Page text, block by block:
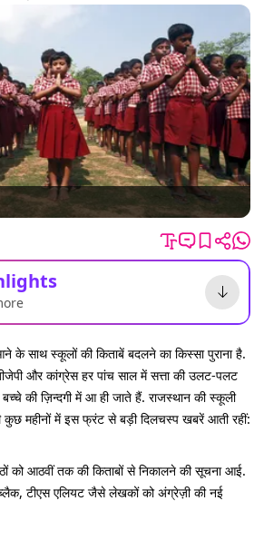
के साथ स्कूलों की किताबें बदलने का किस्सा पुराना है.
और कांग्रेस हर पांच साल में सत्ता की उलट-पलट
की ज़िन्दगी में आ ही जाते हैं. राजस्थान की स्कूली
कुछ महीनों में इस फ्रंट से बड़ी दिलचस्प खबरें आती रहीं:
को आठवीं तक की किताबों से निकालने की सूचना आई.
ब्लैक, टीएस एलियट जैसे लेखकों को अंग्रेज़ी की नई